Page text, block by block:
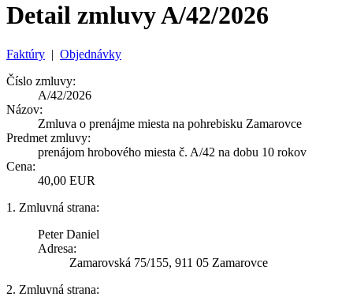
Detail zmluvy A/42/2026
Faktúry | Objednávky
Číslo zmluvy:
A/42/2026
Názov:
Zmluva o prenájme miesta na pohrebisku Zamarovce
Predmet zmluvy:
prenájom hrobového miesta č. A/42 na dobu 10 rokov
Cena:
40,00 EUR
1. Zmluvná strana:
Peter Daniel
Adresa:
Zamarovská 75/155, 911 05 Zamarovce
2. Zmluvná strana: